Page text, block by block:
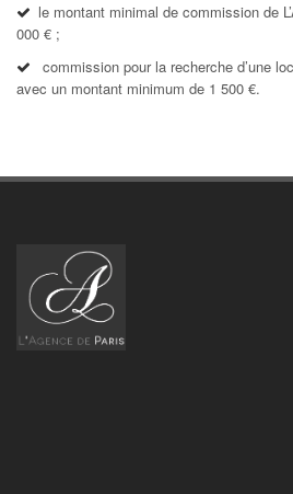
le montant minimal de commission de
000 € ;
commission pour la recherche d’une
avec un montant minimum de 1 500 €.